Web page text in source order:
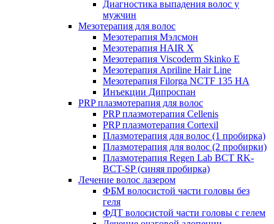
Диагностика выпадения волос у
мужчин
Мезотерапия для волос
Мезотерапия Мэлсмон
Мезотерапия HAIR X
Мезотерапия Viscoderm Skinko E
Мезотерапия Apriline Hair Line
Мезотерапия Filorga NCTF 135 HA
Инъекции Дипроспан
PRP плазмотерапия для волос
PRP плазмотерапия Cellenis
PRP плазмотерапия Cortexil
Плазмотерапия для волос (1 пробирка)
Плазмотерапия для волос (2 пробирки)
Плазмотерапия Regen Lab BCT RK-
BCT-SP (синяя пробирка)
Лечение волос лазером
ФБМ волосистой части головы без
геля
ФДТ волосистой части головы с гелем